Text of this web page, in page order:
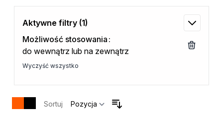
Rozcieńczalniki ogólnego stosowania
Rozcieńczalniki BIO
Uszczelniacze
Akryle
Silikony
Izolacje i impregnaty budowlane
Folie w płynie
Impregnaty specjalistyczne
Aktywne filtry (1)
Możliwość stosowania
do wewnątrz lub na zewnątrz
Wyczyść wszystko
Sortuj